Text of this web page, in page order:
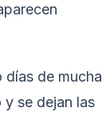
días de mucha
se dejan las